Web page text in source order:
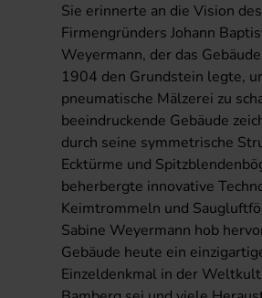
Sie erinnerte an die Vision des
Firmengründers Johann
Weyermann, der das
1904 den Grundstein legte,
pneumatische Mälzerei zu
beeindruckende Gebäude
durch seine symmetrische
Ecktürme und
beherbergte innovative
Keimtrommeln und
Sabine Weyermann hob
Gebäude heute ein
Einzeldenkmal in der